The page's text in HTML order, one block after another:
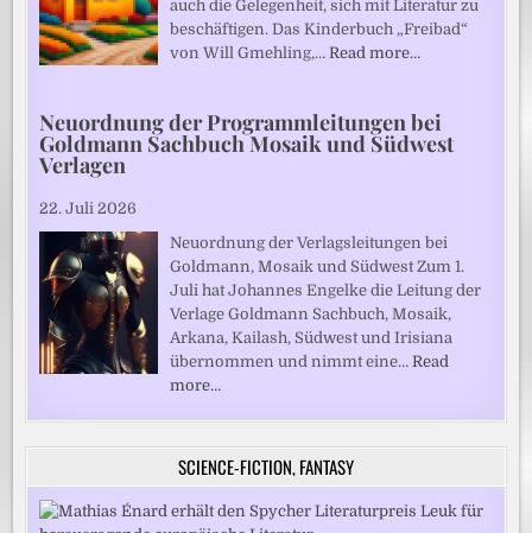
auch die Gelegenheit, sich mit Literatur zu
beschäftigen. Das Kinderbuch „Freibad“
von Will Gmehling,…Read more…
Neuordnung der Programmleitungen bei
Goldmann Sachbuch Mosaik und Südwest
Verlagen
22. Juli 2026
Neuordnung der Verlagsleitungen bei
Goldmann, Mosaik und Südwest Zum 1.
Juli hat Johannes Engelke die Leitung der
Verlage Goldmann Sachbuch, Mosaik,
Arkana, Kailash, Südwest und Irisiana
übernommen und nimmt eine…Read
more…
SCIENCE-FICTION, FANTASY